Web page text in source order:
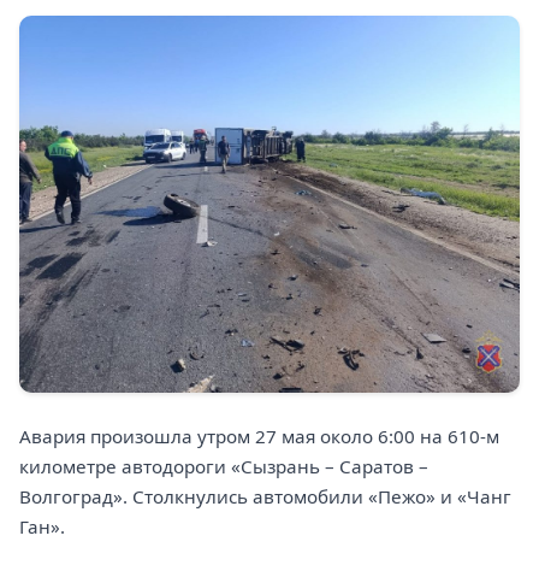
Авария произошла утром 27 мая около 6:00 на 610-м
километре автодороги «Сызрань – Саратов –
Волгоград». Столкнулись автомобили «Пежо» и «Чанг
Ган».